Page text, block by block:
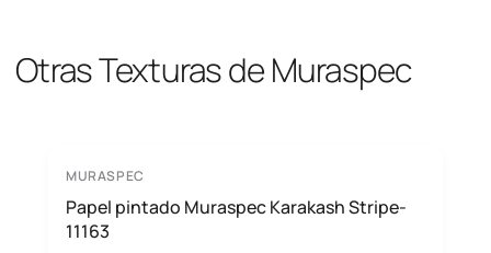
Otras Texturas de Muraspec
MURASPEC
Papel pintado Muraspec Karakash Stripe-
11163